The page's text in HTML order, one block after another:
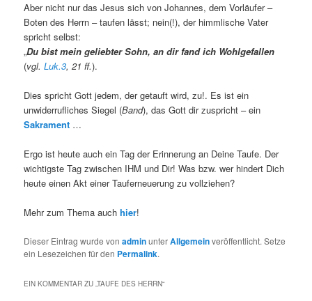
Aber nicht nur das Jesus sich von Johannes, dem Vorläufer –
Boten des Herrn – taufen lässt; nein(!), der himmlische Vater
spricht selbst:
„Du bist mein geliebter Sohn, an dir fand ich Wohlgefallen
(vgl.Luk.3, 21 ff.).
Dies spricht Gott jedem, der getauft wird, zu!. Es ist ein
unwiderrufliches Siegel (Band), das Gott dir zuspricht – ein
Sakrament …
Ergo ist heute auch ein Tag der Erinnerung an Deine Taufe. Der
wichtigste Tag zwischen IHM und Dir! Was bzw. wer hindert Dich
heute einen Akt einer Tauferneuerung zu vollziehen?
Mehr zum Thema auchhier!
Dieser Eintrag wurde vonadminunterAllgemeinveröffentlicht. Setze
ein Lesezeichen für den Permalink.
EIN KOMMENTAR ZU „TAUFE DES HERRN“